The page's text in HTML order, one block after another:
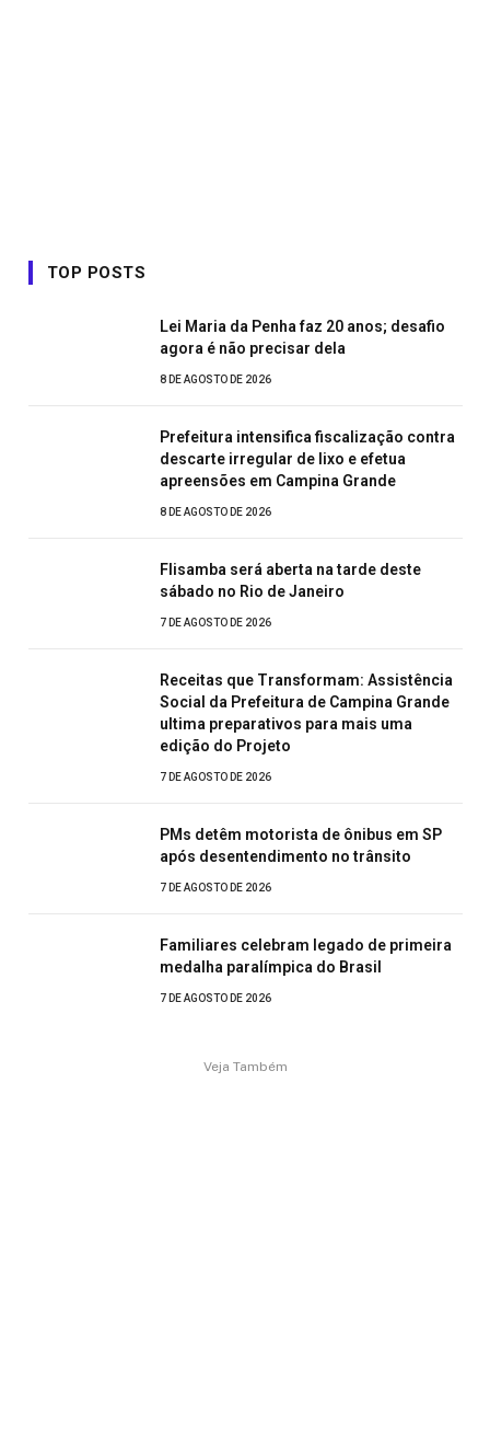
TOP POSTS
Lei Maria da Penha faz 20 anos; desafio
agora é não precisar dela
8 DE AGOSTO DE 2026
Prefeitura intensifica fiscalização contra
descarte irregular de lixo e efetua
apreensões em Campina Grande
8 DE AGOSTO DE 2026
Flisamba será aberta na tarde deste
sábado no Rio de Janeiro
7 DE AGOSTO DE 2026
Receitas que Transformam: Assistência
Social da Prefeitura de Campina Grande
ultima preparativos para mais uma
edição do Projeto
7 DE AGOSTO DE 2026
PMs detêm motorista de ônibus em SP
após desentendimento no trânsito
7 DE AGOSTO DE 2026
Familiares celebram legado de primeira
medalha paralímpica do Brasil
7 DE AGOSTO DE 2026
Veja Também